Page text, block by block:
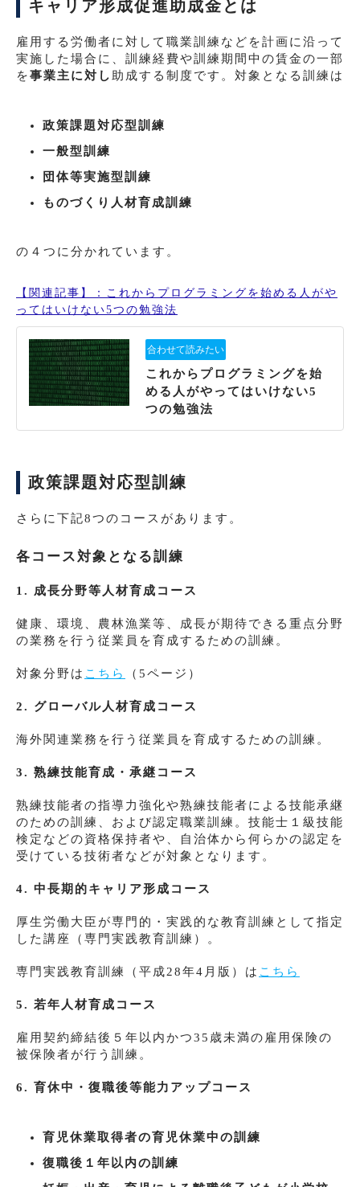
キャリア形成促進助成金とは
雇用する労働者に対して職業訓練などを計画に沿って
実施した場合に、訓練経費や訓練期間中の賃金の一部
を事業主に対し 助成する制度です。対象となる訓練は
政策課題対応型訓練
一般型訓練
団体等実施型訓練
ものづくり人材育成訓練
の４つに分かれています。
【関連記事】：これからプログラミングを始める人がや
ってはいけない5つの勉強法
これからプログラミングを始
める人がやってはいけない5
つの勉強法
政策課題対応型訓練
さらに下記8つのコースがあります。
各コース対象となる訓練
1. 成長分野等人材育成コース
健康、環境、農林漁業等、成長が期待できる重点分野
の業務を行う従業員を育成するための訓練。
対象分野は こちら （5ページ）
2. グローバル人材育成コース
海外関連業務を行う従業員を育成するための訓練。
3. 熟練技能育成・承継コース
熟練技能者の指導力強化や熟練技能者による技能承継
のための訓練、および認定職業訓練。技能士１級技能
検定などの資格保持者や、自治体から何らかの認定を
受けている技術者などが対象となります。
4. 中長期的キャリア形成コース
厚生労働大臣が専門的・実践的な教育訓練として指定
した講座（専門実践教育訓練）。
専門実践教育訓練（平成28年4月版）は こちら
5. 若年人材育成コース
雇用契約締結後５年以内かつ35歳未満の雇用保険の
被保険者が行う訓練。
6. 育休中・復職後等能力アップコース
育児休業取得者の育児休業中の訓練
復職後１年以内の訓練